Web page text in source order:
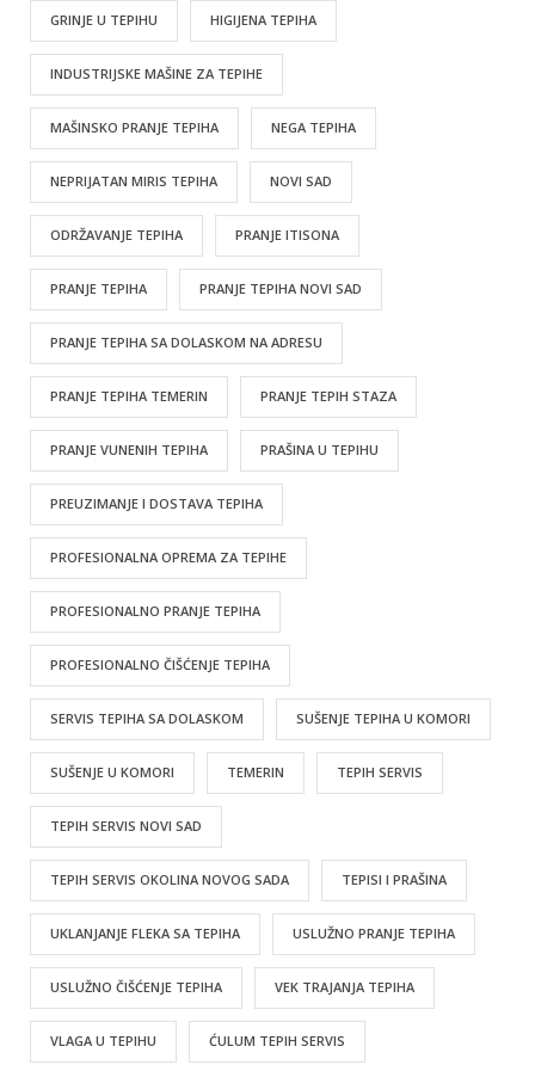
GRINJE U TEPIHU HIGIJENA TEPIHA
INDUSTRIJSKE MAŠINE ZA TEPIHE
MAŠINSKO PRANJE TEPIHA NEGA TEPIHA
NEPRIJATAN MIRIS TEPIHA NOVI SAD
ODRŽAVANJE TEPIHA PRANJE ITISONA
PRANJE TEPIHA PRANJE TEPIHA NOVI SAD
PRANJE TEPIHA SA DOLASKOM NA ADRESU
PRANJE TEPIHA TEMERIN PRANJE TEPIH STAZA
PRANJE VUNENIH TEPIHA PRAŠINA U TEPIHU
PREUZIMANJE I DOSTAVA TEPIHA
PROFESIONALNA OPREMA ZA TEPIHE
PROFESIONALNO PRANJE TEPIHA
PROFESIONALNO ČIŠĆENJE TEPIHA
SERVIS TEPIHA SA DOLASKOM SUŠENJE TEPIHA U KOMORI
SUŠENJE U KOMORI TEMERIN TEPIH SERVIS
TEPIH SERVIS NOVI SAD
TEPIH SERVIS OKOLINA NOVOG SADA TEPISI I PRAŠINA
UKLANJANJE FLEKA SA TEPIHA USLUŽNO PRANJE TEPIHA
USLUŽNO ČIŠĆENJE TEPIHA VEK TRAJANJA TEPIHA
VLAGA U TEPIHU ĆULUM TEPIH SERVIS